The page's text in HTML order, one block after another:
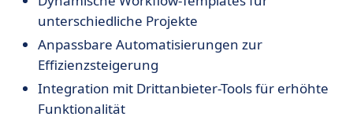
unterschiedliche Projekte
Anpassbare Automatisierungen zur
Effizienzsteigerung
Integration mit Drittanbieter-Tools für erhöhte
Funktionalität